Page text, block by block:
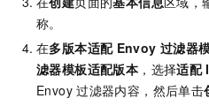
称。
在多版本适配 Envoy 过滤器
滤器模板适配版本 ，选择适配
Envoy 过滤器内容，然后单击